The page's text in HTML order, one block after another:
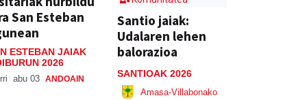
San Esteban
ESTEBAN JAIAK
2026
abu 03 ANDOAIN
Santio jaiak:
Udalaren lehen
balorazioa
SANTIOAK 2026
Amasa-Villabonako